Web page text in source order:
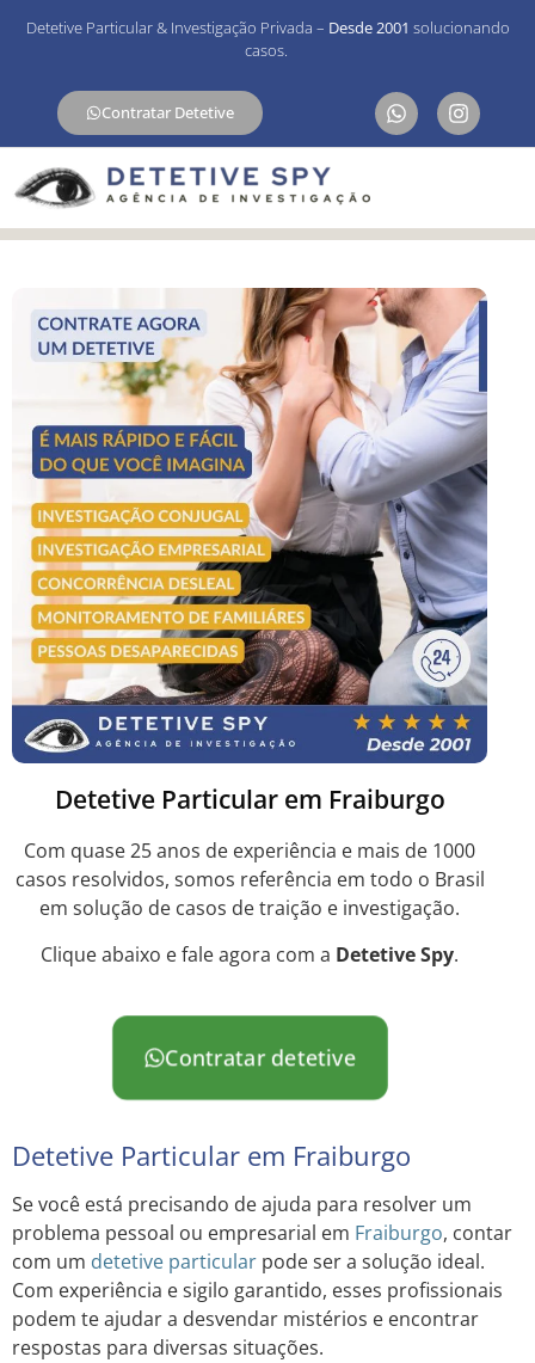
Detetive Particular & Investigação Privada – Desde 2001 solucionando
casos.
Contratar Detetive
Detetive Particular em Fraiburgo
Com quase 25 anos de experiência e mais de 1000
casos resolvidos, somos referência em todo o Brasil
em solução de casos de traição e investigação.
Clique abaixo e fale agora com a Detetive Spy.
Contratar detetive
Detetive Particular em Fraiburgo
Se você está precisando de ajuda para resolver um
problema pessoal ou empresarial em Fraiburgo, contar
com um detetive particular pode ser a solução ideal.
Com experiência e sigilo garantido, esses profissionais
podem te ajudar a desvendar mistérios e encontrar
respostas para diversas situações.